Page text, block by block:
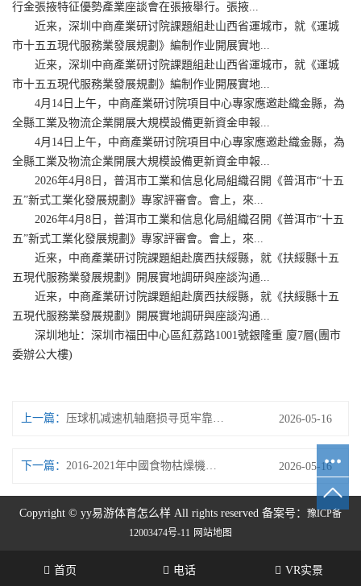
行金張掖特征優勢產業座談會在張掖舉行。張掖...
近来，深圳中商產業研讨院課題組赴山西省運城市，就《運城
市十五五現代服務業發展規劃》編制作业開展實地...
近来，深圳中商產業研讨院課題組赴山西省運城市，就《運城
市十五五現代服務業發展規劃》編制作业開展實地...
4月14日上午，中商產業研讨院項目中心專家應邀赴織金縣，為
全縣工業及物流企業開展大規模設備更新資金申報...
4月14日上午，中商產業研讨院項目中心專家應邀赴織金縣，為
全縣工業及物流企業開展大規模設備更新資金申報...
2026年4月8日，普洱市工業和信息化局組織召開《普洱市“十五
五”新式工業化發展規劃》專家評審會。會上，來...
2026年4月8日，普洱市工業和信息化局組織召開《普洱市“十五
五”新式工業化發展規劃》專家評審會。會上，來...
近来，中商產業研讨院課題組赴廣西扶綏縣，就《扶綏縣十五
五現代服務業發展規劃》開展實地調研與座談沟通...
近来，中商產業研讨院課題組赴廣西扶綏縣，就《扶綏縣十五
五現代服務業發展規劃》開展實地調研與座談沟通...
深圳地址：深圳市福田中心區紅荔路1001號銀隆重 廈7層(團市
委辦公大樓)
上一篇： 压球机减速机轴磨损寻觅牢靠的修正办法！ 2026-05-16
下一篇： 2016-2021年中國食物枯燥機市場远景及投資機會研讨報告 2026-05-16
Copyright © yy易游体育怎么样 All rights reserved 备案号： 豫ICP备
12003474号-11 网站地图
首页 电话 VR实景